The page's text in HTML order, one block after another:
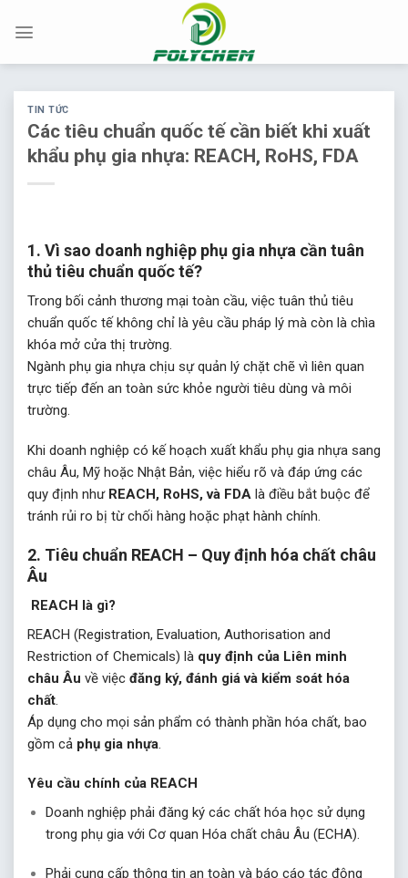
đến
TIN TỨC
Các tiêu chuẩn quốc tế cần biết khi xuất
khẩu phụ gia nhựa: REACH, RoHS, FDA
1. Vì sao doanh nghiệp phụ gia nhựa cần tuân
thủ tiêu chuẩn quốc tế?
Trong bối cảnh thương mại toàn cầu, việc tuân thủ tiêu
chuẩn quốc tế không chỉ là yêu cầu pháp lý mà còn là chìa
khóa mở cửa thị trường.
Ngành phụ gia nhựa chịu sự quản lý chặt chẽ vì liên quan
trực tiếp đến an toàn sức khỏe người tiêu dùng và môi
trường.
Khi doanh nghiệp có kế hoạch xuất khẩu phụ gia nhựa sang
châu Âu, Mỹ hoặc Nhật Bản, việc hiểu rõ và đáp ứng các
quy định như REACH, RoHS, và FDA là điều bắt buộc để
tránh rủi ro bị từ chối hàng hoặc phạt hành chính.
2. Tiêu chuẩn REACH – Quy định hóa chất châu
Âu
REACH là gì?
REACH (Registration, Evaluation, Authorisation and
Restriction of Chemicals) là quy định của Liên minh
châu Âu về việc đăng ký, đánh giá và kiểm soát hóa
chất.
Áp dụng cho mọi sản phẩm có thành phần hóa chất, bao
gồm cả phụ gia nhựa.
Yêu cầu chính của REACH
Doanh nghiệp phải đăng ký các chất hóa học sử dụng
trong phụ gia với Cơ quan Hóa chất châu Âu (ECHA).
Phải cung cấp thông tin an toàn và báo cáo tác động